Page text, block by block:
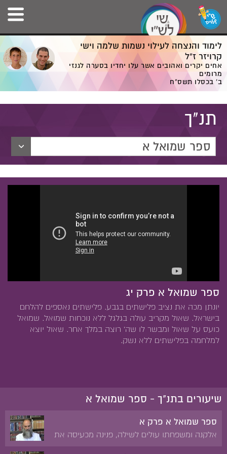
לימוד והנצחה לעילוי נשמות שלמה וישי
קרויזר ז”ל
אחים יקרים ואהובים אשר עלו יחדיו בסערה לגנזי
מרומים
ב' בכסלו תשס”ח
תנ"ך
ספר שמואל א
ספר שמואל א פרק יג
יונתן מכה את נציב פלישתים בגבע. פלישתים נאספים להלחם
בישראל. שאול מקריב עולה בגלגל ללא נוכחות שמואל. שמואל
כועס על שאול ומבשר לו שה' רוצה במלך אחר. שאול יוצא
למלחמה בפלישתים ללא נשק.
שיעורים בתנ"ך - ספר שמואל א
ספר שמואל א פרק א
אלקנה ומשפחתו עולים לשילה, פנינה מכעיסה את